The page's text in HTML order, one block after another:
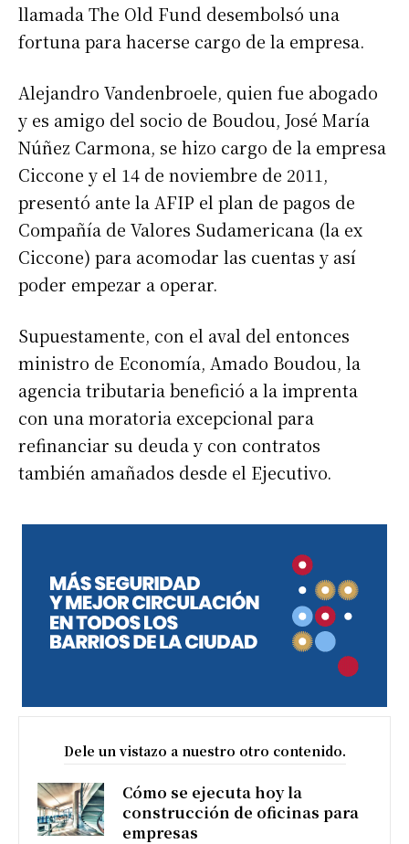
llamada The Old Fund desembolsó una
fortuna para hacerse cargo de la empresa.
Alejandro Vandenbroele, quien fue abogado
y es amigo del socio de Boudou, José María
Núñez Carmona, se hizo cargo de la empresa
Ciccone y el 14 de noviembre de 2011,
presentó ante la AFIP el plan de pagos de
Compañía de Valores Sudamericana (la ex
Ciccone) para acomodar las cuentas y así
poder empezar a operar.
Supuestamente, con el aval del entonces
ministro de Economía, Amado Boudou, la
agencia tributaria benefició a la imprenta
con una moratoria excepcional para
refinanciar su deuda y con contratos
también amañados desde el Ejecutivo.
Dele un vistazo a nuestro otro contenido.
Cómo se ejecuta hoy la
construcción de oficinas para
empresas